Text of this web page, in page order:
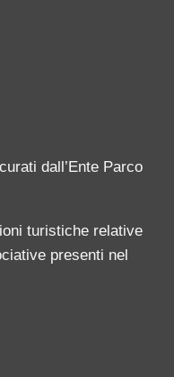
dall’Ente Parco
turistiche relative
presenti nel